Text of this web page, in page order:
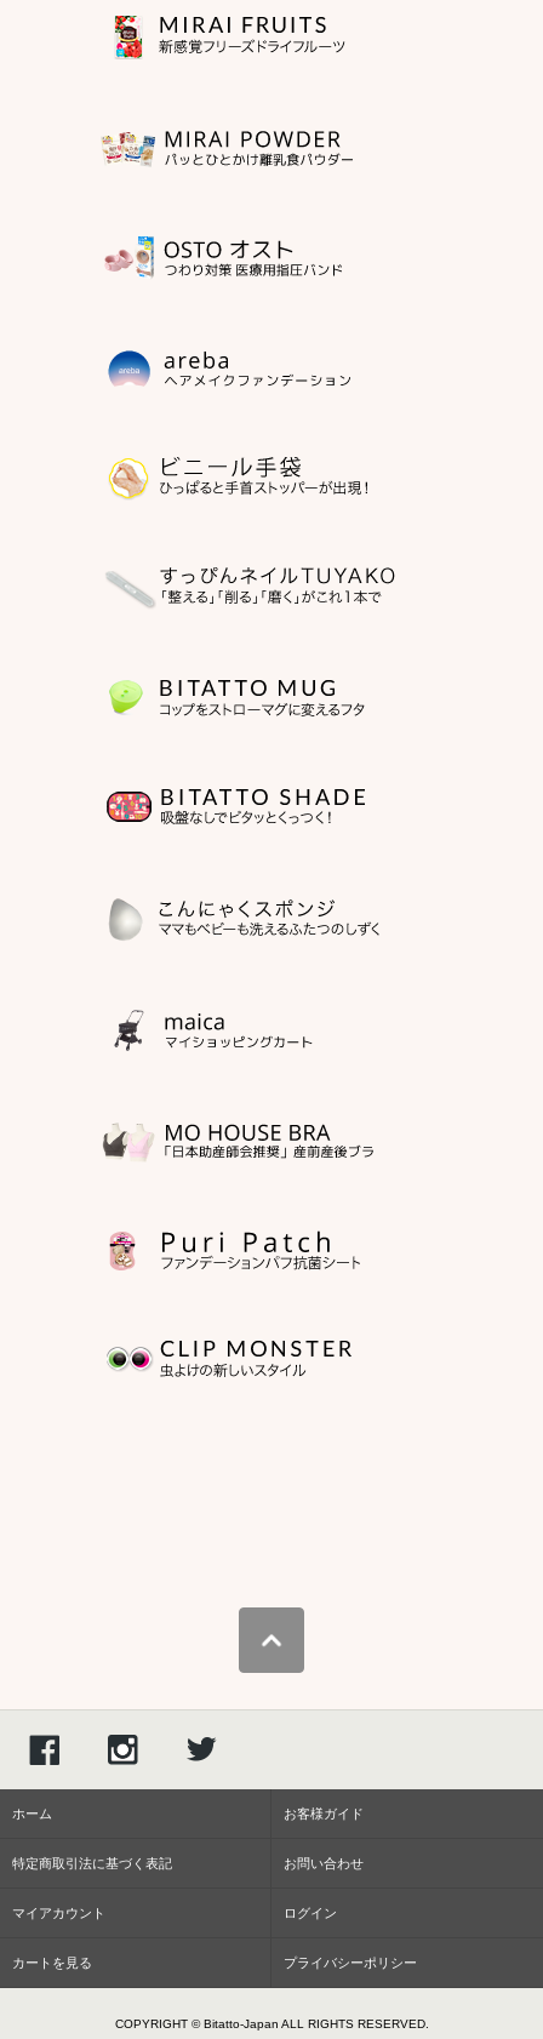
ホーム お客様ガイド
特定商取引法に基づく表記 お問い合わせ
マイアカウント ログイン
カートを見る プライバシーポリシー
COPYRIGHT © Bitatto-Japan ALL RIGHTS RESERVED.